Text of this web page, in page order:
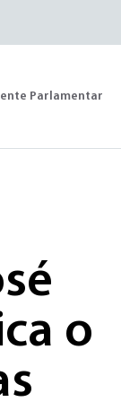
Parlamentar
o